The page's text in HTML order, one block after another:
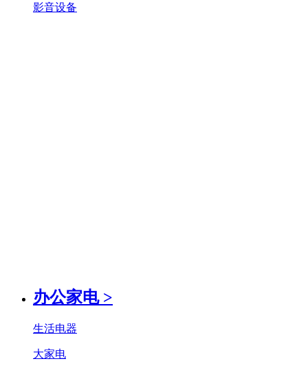
影音设备
办公家电 >
生活电器
大家电